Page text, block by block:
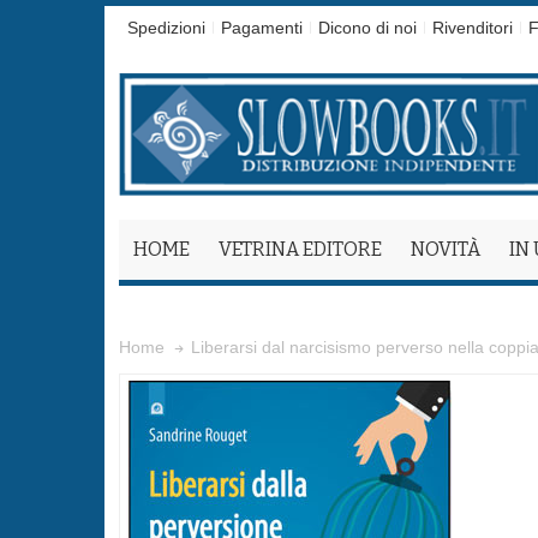
Spedizioni Pagamenti Dicono di noi Rivenditori
HOME VETRINA EDITORE NOVITÀ IN
Home Liberarsi dal narcisismo perverso nella coppia